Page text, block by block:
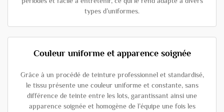
types d’uniformes.
Couleur uniforme et apparence soignée
Grâce à un procédé de teinture professionnel et standardisé,
le tissu présente une couleur uniforme et constante, sans
différence de teinte entre les lots, garantissant ainsi une
apparence soignée et homogène de l’équipe une fois les